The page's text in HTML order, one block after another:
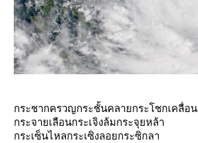
กระชากครวญกระชั้นคลายกระโชกเคลื่อน
กระจายเลือนกระเจิงล้มกระจุยหล้า
กระเซ็นไหลกระเซิงลอยกระซิกลา